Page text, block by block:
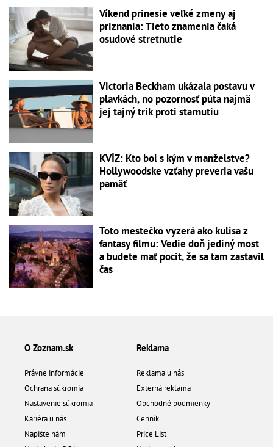
Víkend prinesie veľké zmeny aj
priznania: Tieto znamenia čaká
osudové stretnutie
Victoria Beckham ukázala postavu v
plavkách, no pozornosť púta najmä
jej tajný trik proti starnutiu
KVÍZ: Kto bol s kým v manželstve?
Hollywoodske vzťahy preveria vašu
pamäť
Toto mestečko vyzerá ako kulisa z
fantasy filmu: Vedie doň jediný most
a budete mať pocit, že sa tam zastavil
čas
O Zoznam.sk
Právne informácie
Ochrana súkromia
Nastavenie súkromia
Kariéra u nás
Napíšte nám
Reklama
Reklama u nás
Externá reklama
Obchodné podmienky
Cenník
Price List